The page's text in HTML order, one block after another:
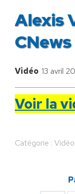
Alexis
Vidéo 13 avril
Voir la
Catégorie : Vidéo